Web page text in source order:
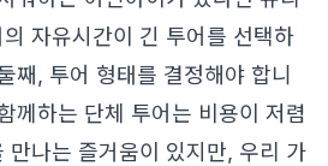
자유시간이 긴 투어를 선택하
째, 투어 형태를 결정해야 합니
께하는 단체 투어는 비용이 저렴
만나는 즐거움이 있지만, 우리 가